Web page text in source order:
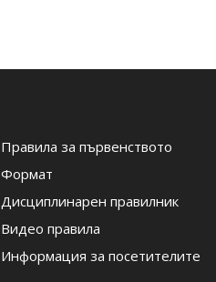
Правила за първенството
Формат
Дисциплинарен правилник
Видео правила
Информация за посетителите